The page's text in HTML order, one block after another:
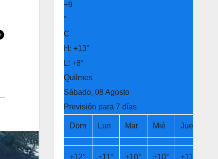
+9
°
C
H: +13°
L: +8°
Quilmes
Sábado, 08 Agosto
Previsión para 7 días
Dom Lun Mar Mié Jue
+12° +11° +10° +10° +11°